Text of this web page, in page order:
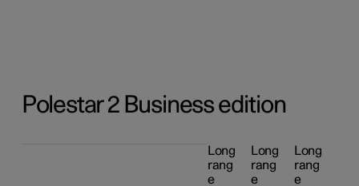
Polestar 2 Business edition
Long
rang
e
Long
rang
e
Long
rang
e